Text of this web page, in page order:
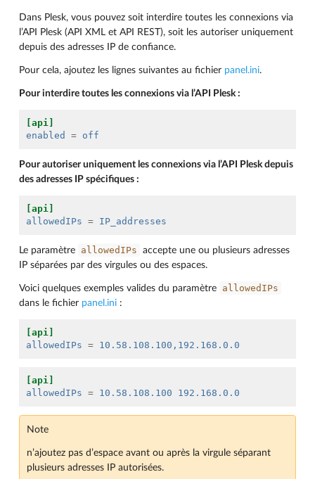
Dans Plesk, vous pouvez soit interdire toutes les connexions via
l’API Plesk (API XML et API REST), soit les autoriser uniquement
depuis des adresses IP de confiance.
Pour cela, ajoutez les lignes suivantes au fichier panel.ini.
Pour interdire toutes les connexions via l’API Plesk :
[api]
enabled
= off
Pour autoriser uniquement les connexions via l’API Plesk depuis
des adresses IP spécifiques :
[api]
allowedIPs = IP_addresses
Le paramètre allowedIPs
accepte une ou plusieurs adresses
IP séparées par des virgules ou des espaces.
Voici quelques exemples valides du paramètre allowedIPs
dans le fichier panel.ini :
[api]
allowedIPs = 10.58.108.100,192.168.0.0
[api]
allowedIPs = 10.58.108.100 192.168.0.0
Note
n’ajoutez pas d’espace avant ou après la virgule séparant
plusieurs adresses IP autorisées.